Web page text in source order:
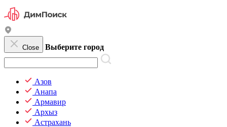
Close Выберите город
Азов
Анапа
Армавир
Архыз
Астрахань